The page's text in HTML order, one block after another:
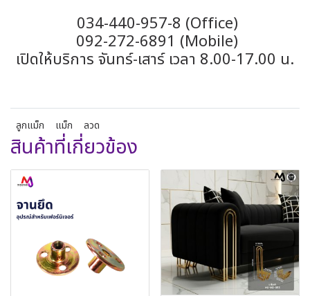
034-440-957-8 (Office)
092-272-6891 (Mobile)
เปิดให้บริการ จันทร์-เสาร์ เวลา 8.00-17.00 น.
ลูกแม็ก แม็ก ลวด
สินค้าที่เกี่ยวข้อง